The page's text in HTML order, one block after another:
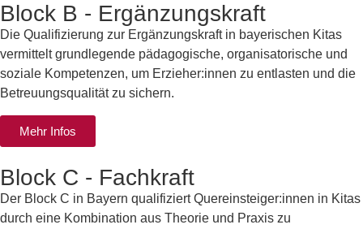
Block B - Ergänzungskraft
Die Qualifizierung zur Ergänzungskraft in bayerischen Kitas
vermittelt grundlegende pädagogische, organisatorische und
soziale Kompetenzen, um Erzieher:innen zu entlasten und die
Betreuungsqualität zu sichern.
Mehr Infos
Block C - Fachkraft
Der Block C in Bayern qualifiziert Quereinsteiger:innen in Kitas
durch eine Kombination aus Theorie und Praxis zu